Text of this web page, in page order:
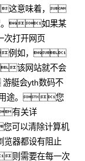
这意味着，
置。如果某
打开网页
例如，
该网站就不会
艇会yth数码不
用途。您
有关详
可以清除计算机
器都设有阻止
则需要在每一次